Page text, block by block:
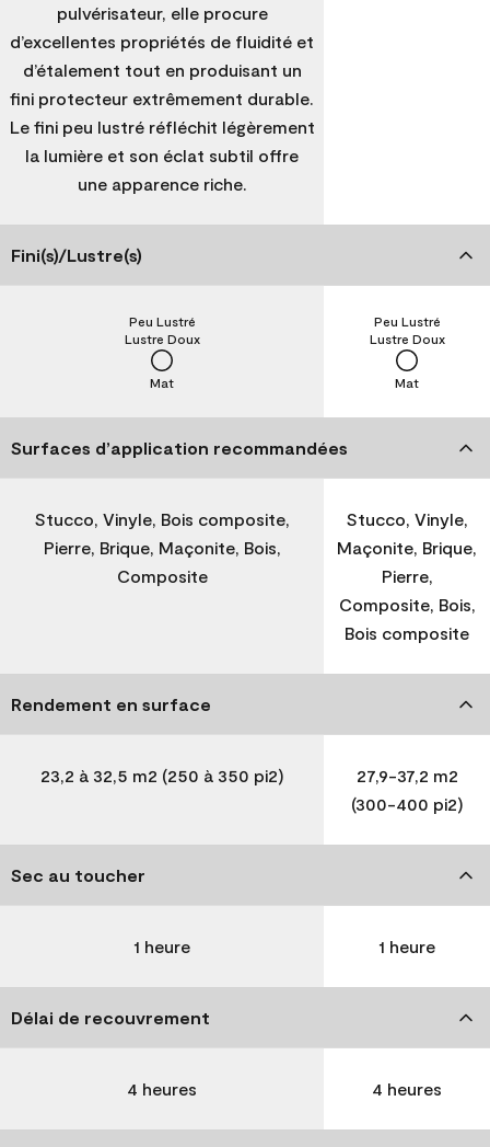
pulvérisateur, elle procure
d’excellentes propriétés de fluidité et
d’étalement tout en produisant un
fini protecteur extrêmement durable.
Le fini peu lustré réfléchit légèrement
la lumière et son éclat subtil offre
une apparence riche.
Fini(s)/Lustre(s)
Mat
Lustre Doux
Peu Lustré
Mat
Lustre Doux
Peu Lustré
Surfaces d’application recommandées
Stucco, Vinyle, Bois composite,
Pierre, Brique, Maçonite, Bois,
Composite
Stucco, Vinyle,
Maçonite, Brique,
Pierre,
Composite, Bois,
Bois composite
Rendement en surface
23,2 à 32,5 m2 (250 à 350 pi2)
27,9-37,2 m2
(300-400 pi2)
Sec au toucher
1 heure 1 heure
Délai de recouvrement
4 heures 4 heures